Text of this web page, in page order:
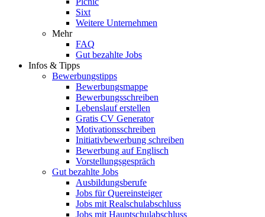
Sixt
Weitere Unternehmen
Mehr
FAQ
Gut bezahlte Jobs
Infos & Tipps
Bewerbungstipps
Bewerbungsmappe
Bewerbungsschreiben
Lebenslauf erstellen
Gratis CV Generator
Motivationsschreiben
Initiativbewerbung schreiben
Bewerbung auf Englisch
Vorstellungsgespräch
Gut bezahlte Jobs
Ausbildungsberufe
Jobs für Quereinsteiger
Jobs mit Realschulabschluss
Jobs mit Hauptschulabschluss